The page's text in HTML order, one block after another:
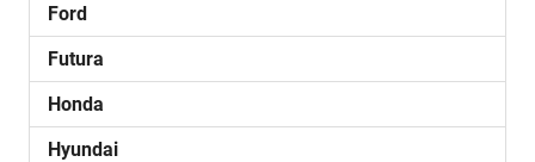
Ford
Futura
Honda
Hyundai